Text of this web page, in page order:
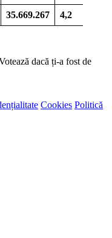
35.669.267 4,2
dacă ți-a fost de
Cookies Politică